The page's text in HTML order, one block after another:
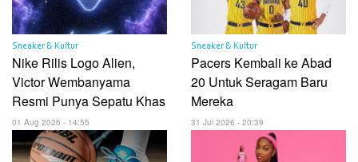
Sneaker & Kultur
Nike Rilis Logo Alien,
Victor Wembanyama
Resmi Punya Sepatu Khas
01 Aug 2026 - 14:55
Sneaker & Kultur
Pacers Kembali ke Abad
20 Untuk Seragam Baru
Mereka
31 Jul 2026 - 20:39